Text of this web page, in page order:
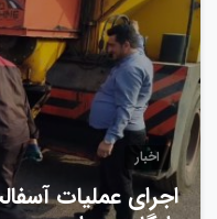
اخبار
اجرای عملیات